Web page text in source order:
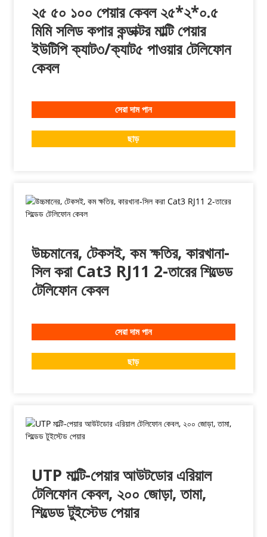
২৫ ৫০ ১০০ পেয়ার কেবল ২৫*২*০.৫
মিমি সলিড কপার কন্ডাক্টর মাল্টি পেয়ার
ইউটিপি ক্যাট৩/ক্যাট৫ পাওয়ার টেলিফোন
কেবল
সেরা দাম পান
ছাড়
উচ্চমানের, টেকসই, কম ক্ষতির, কারখানা-
সিল করা Cat3 RJ11 2-তারের শিল্ডেড
টেলিফোন কেবল
সেরা দাম পান
ছাড়
UTP মাল্টি-পেয়ার আউটডোর এরিয়াল
টেলিফোন কেবল, ২০০ জোড়া, তামা,
শিল্ডেড টুইস্টেড পেয়ার